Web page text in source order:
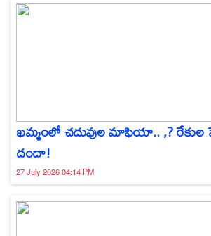
ఖమ్మంలో చదువుల మాఫియా.. ,? రేకుల
దందా!
27 July 2026 04:14 PM